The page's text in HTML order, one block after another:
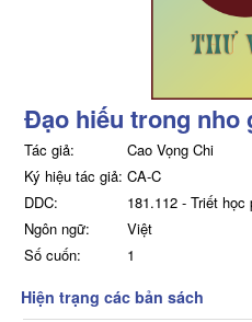
Đạo hiếu trong nho
Tác giả:
Cao Vọng Chi
Ký hiệu tác giả: CA-C
DDC:
181.112 - Triết
Ngôn ngữ:
Việt
Số cuốn:
1
Hiện trạng các bản sách